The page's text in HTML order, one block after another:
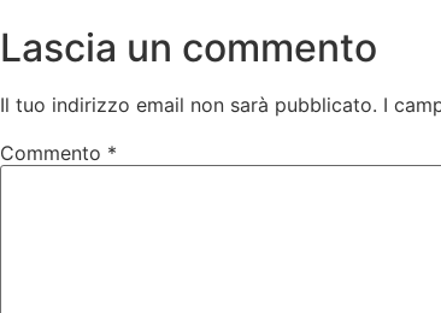
Lascia un commento
Il tuo indirizzo email non sarà pubblicato. I
Commento *